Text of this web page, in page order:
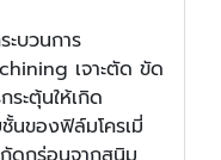
บวนการ
เจาะตัด ขัด
ะตุ้นให้เกิด
นของฟิล์มโครเมี่